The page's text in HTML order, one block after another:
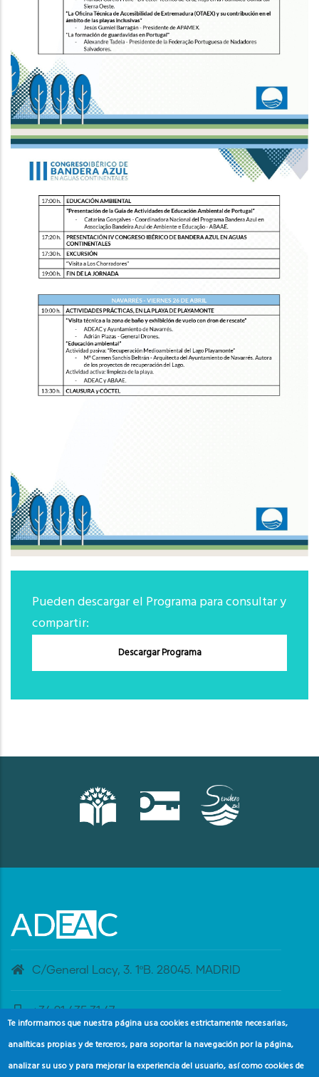
Pueden descargar el Programa para consultar y
compartir:
Descargar Programa
C/General Lacy, 3. 1ºB. 28045. MADRID
+34 91 435 31 47
banderaazul@adeac.es
Te informamos que nuestra página usa cookies estrictamente necesarias,
analíticas propias y de terceros, para soportar la navegación por la página,
analizar su uso y para mejorar la experiencia del usuario, así como cookies de